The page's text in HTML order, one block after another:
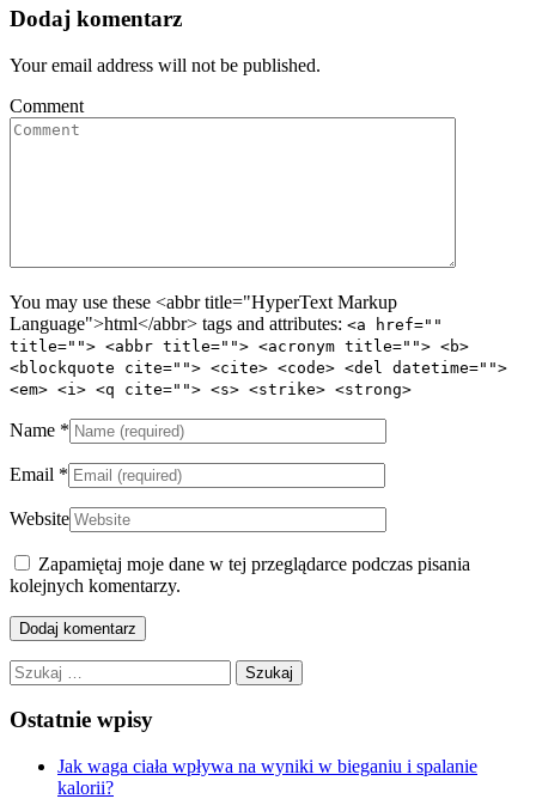
Dodaj komentarz
Your email address will not be published.
Comment
You may use these <abbr title="HyperText Markup
Language">html</abbr> tags and attributes: <a href=""
title=""> <abbr title=""> <acronym title=""> <b>
<blockquote cite=""> <cite> <code> <del datetime="">
<em> <i> <q cite=""> <s> <strike> <strong>
Name *
Email *
Website
Zapamiętaj moje dane w tej przeglądarce podczas pisania
kolejnych komentarzy.
Szukaj:
Ostatnie wpisy
Jak waga ciała wpływa na wyniki w bieganiu i spalanie
kalorii?